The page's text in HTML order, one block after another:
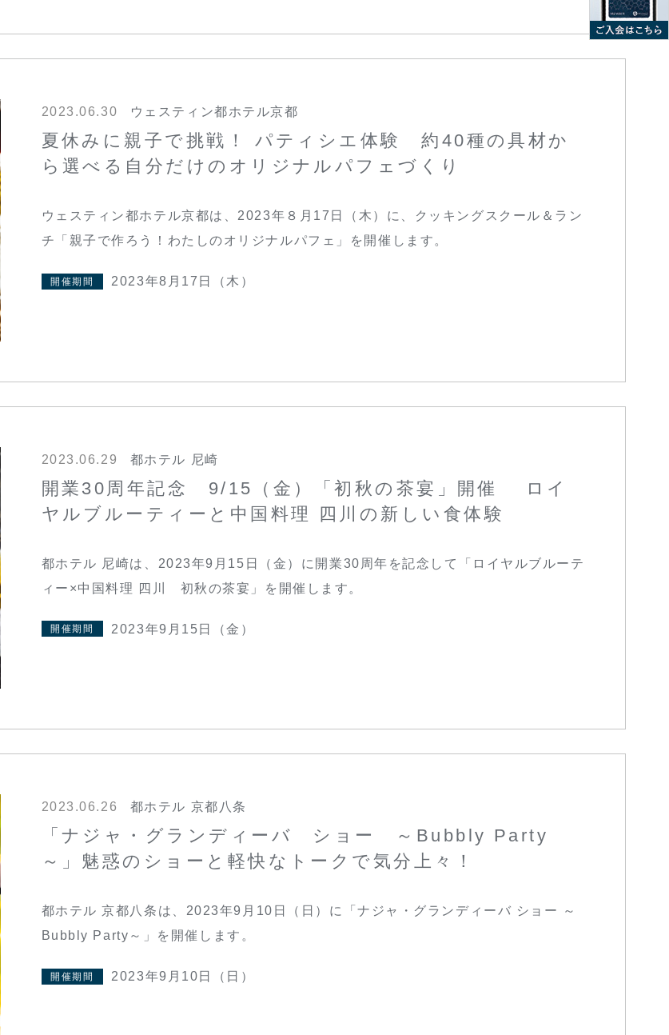
2023.06.30 ウェスティン都ホテル京都
夏休みに親子で挑戦！ パティシエ体験 約40種の具材か
ら選べる自分だけのオリジナルパフェづくり
ウェスティン都ホテル京都は、2023年８月17日（木）に、クッキングスクール＆ラン
チ「親子で作ろう！わたしのオリジナルパフェ」を開催します。
開催期間 2023年8月17日（木）
2023.06.29 都ホテル 尼崎
開業30周年記念 9/15（金）「初秋の茶宴」開催 ロイ
ヤルブルーティーと中国料理 四川の新しい食体験
都ホテル 尼崎は、2023年9月15日（金）に開業30周年を記念して「ロイヤルブルーテ
ィー×中国料理 四川 初秋の茶宴」を開催します。
開催期間 2023年9月15日（金）
2023.06.26 都ホテル 京都八条
「ナジャ・グランディーバ ショー ～Bubbly Party
～」魅惑のショーと軽快なトークで気分上々！
都ホテル 京都八条は、2023年9月10日（日）に「ナジャ・グランディーバ ショー ～
Bubbly Party～」を開催します。
開催期間 2023年9月10日（日）